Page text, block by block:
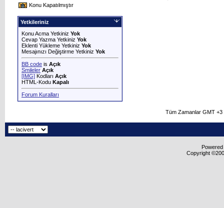
Konu Kapatılmıştır
Yetkileriniz
Konu Acma Yetkiniz Yok
Cevap Yazma Yetkiniz Yok
Eklenti Yükleme Yetkiniz Yok
Mesajınızı Değiştirme Yetkiniz Yok
BB code is Açık
Smileler Açık
[IMG] Kodları Açık
HTML-Kodu Kapalı
Forum Kuralları
Tüm Zamanlar GMT
Copyright